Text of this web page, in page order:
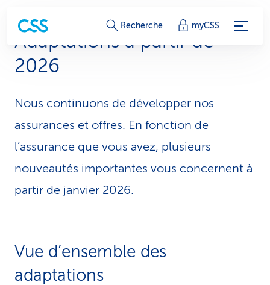
L
i
n
s
d
e
s
Recherche myCSS
Adaptations à partir de
2026
Nous continuons de développer nos
assurances et offres. En fonction de
l’assurance que vous avez, plusieurs
nouveautés importantes vous concernent à
partir de janvier 2026.
Vue d’ensemble des
adaptations